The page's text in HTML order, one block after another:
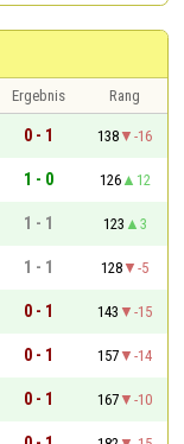
Ergebnis
Rang
0 - 1 138
-16
1 - 0 126
12
1 - 1 123
3
1 - 1 128
-5
0 - 1 143
-15
0 - 1 157
-14
0 - 1 167
-10